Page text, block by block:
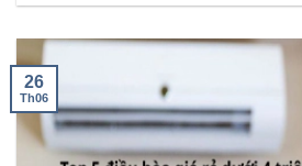
26
Th06